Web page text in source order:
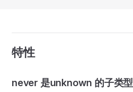
特性
never 是unknown 的子类型